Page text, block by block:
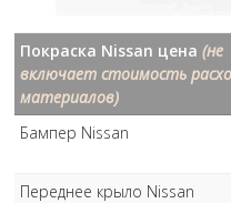
Покраска Nissan цена(не
включает стоимость
материалов)
Бампер Nissan
Переднее крыло Nissan